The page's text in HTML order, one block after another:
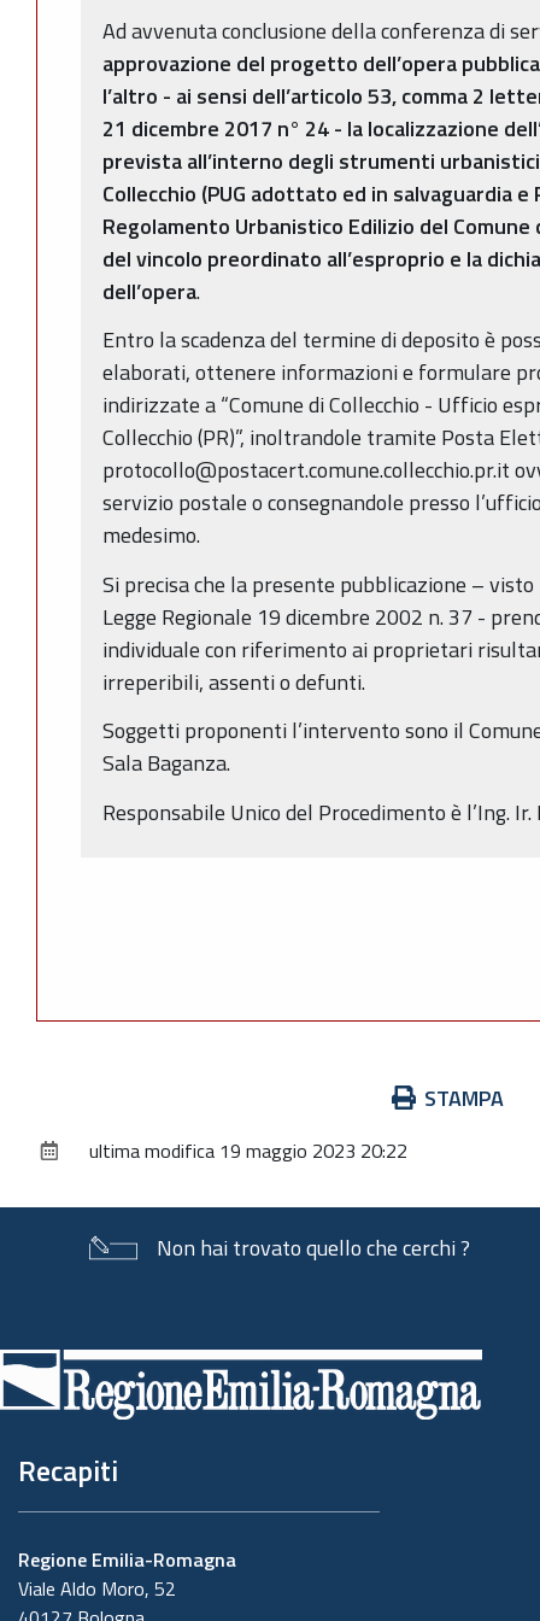
Ad avvenuta conclusione della conferenza di
approvazione del progetto dell’opera
l’altro - ai sensi dell’articolo 53, comma 2
21 dicembre 2017 n° 24 - la localizzazione
prevista all’interno degli strumenti
Collecchio (PUG adottato ed in salvaguardia
Regolamento Urbanistico Edilizio del Comune
del vincolo preordinato all’esproprio e la
dell’opera.
Entro la scadenza del termine di deposito è
elaborati, ottenere informazioni e formulare
indirizzate a “Comune di Collecchio - Ufficio
Collecchio (PR)”, inoltrandole tramite Posta
protocollo@postacert.comune.collecchio.pr.it
servizio postale o consegnandole presso
medesimo.
Si precisa che la presente pubblicazione –
Legge Regionale 19 dicembre 2002 n. 37 -
individuale con riferimento ai proprietari
irreperibili, assenti o defunti.
Soggetti proponenti l’intervento sono il
Sala Baganza.
Responsabile Unico del Procedimento è l’Ing.
documento
STAMPA
ultima modifica 19 maggio 2023 20:22
Non hai trovato quello che cerchi ?
di
pagina
Recapiti
Regione Emilia-Romagna
Viale Aldo Moro, 52